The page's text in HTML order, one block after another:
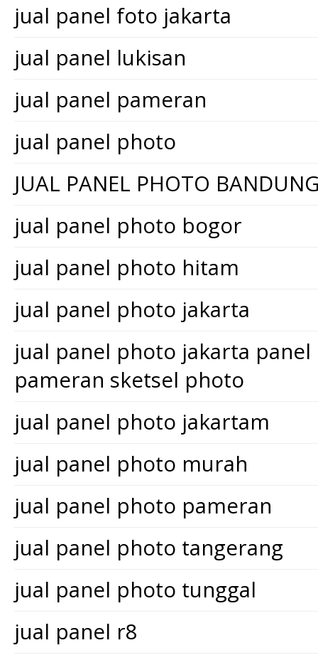
jual panel foto jakarta
jual panel lukisan
jual panel pameran
jual panel photo
JUAL PANEL PHOTO
jual panel photo bogor
jual panel photo hitam
jual panel photo jakarta
jual panel photo jakarta
pameran sketsel photo
jual panel photo jakartam
jual panel photo murah
jual panel photo pameran
jual panel photo tangerang
jual panel photo tunggal
jual panel r8